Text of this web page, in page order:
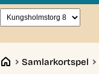
Samlarkortspel